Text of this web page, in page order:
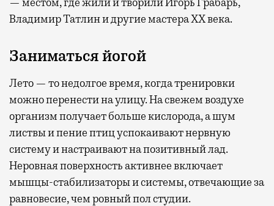
Владимир Татлин и другие мастера XX века.
Заниматься йогой
Лето — то недолгое время, когда тренировки
можно перенести на улицу. На свежем воздухе
организм получает больше кислорода, а шум
листвы и пение птиц успокаивают нервную
систему и настраивают на позитивный лад.
Неровная поверхность активнее включает
мышцы-стабилизаторы и системы, отвечающие за
равновесие, чем ровный пол студии.